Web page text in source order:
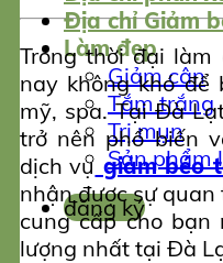
Địa chỉ Giảm
Làm đẹp
Giảm cân
Tắm trắng
Trị mụn
Sản phẩm
đăng ký
Trong thời đại
nay không khó để
mỹ, spa. Tại Đà
trở nên phổ biến
dịch vụ giảm béo
nhận được sự
cung cấp cho
lượng nhất tại Đà